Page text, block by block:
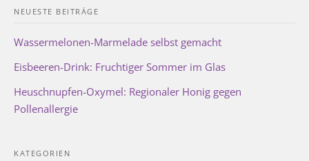
NEUESTE BEITRÄGE
Wassermelonen-Marmelade selbst gemacht
Eisbeeren-Drink: Fruchtiger Sommer im Glas
Heuschnupfen-Oxymel: Regionaler Honig gegen
Pollenallergie
KATEGORIEN